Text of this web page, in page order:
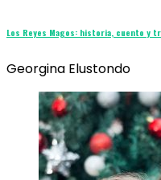
Los Reyes Magos: historia, cuento y
Georgina Elustondo